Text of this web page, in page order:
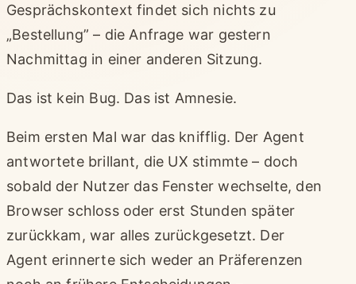
Gesprächskontext findet sich nichts zu
„Bestellung” – die Anfrage war gestern
Nachmittag in einer anderen Sitzung.
Das ist kein Bug. Das ist Amnesie.
Beim ersten Mal war das knifflig. Der Agent
antwortete brillant, die UX stimmte – doch
sobald der Nutzer das Fenster wechselte, den
Browser schloss oder erst Stunden später
zurückkam, war alles zurückgesetzt. Der
Agent erinnerte sich weder an Präferenzen